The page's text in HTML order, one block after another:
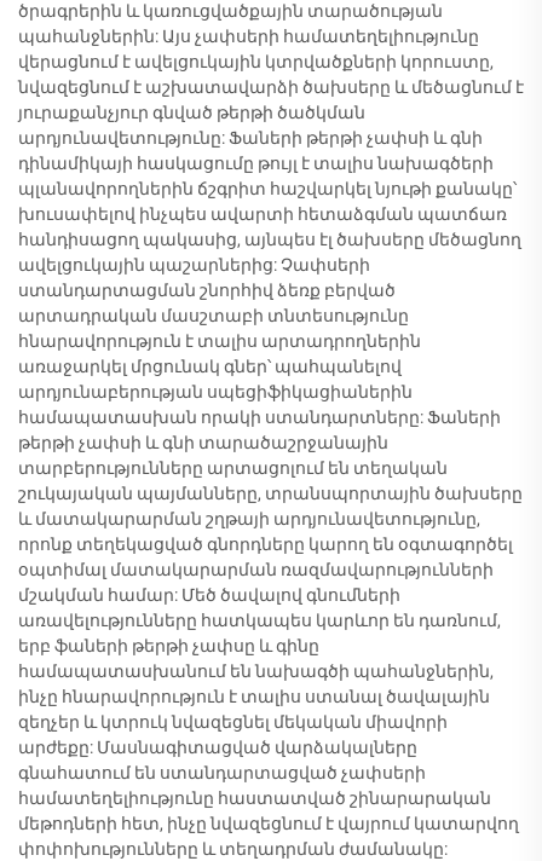
ծրագրերին և կառուցվածքային տարածության
պահանջներին: Այս չափսերի համատեղելիությունը
վերացնում է ավելցուկային կտրվածքների կորուստը,
նվազեցնում է աշխատավարձի ծախսերը և մեծացնում է
յուրաքանչյուր գնված թերթի ծածկման
արդյունավետությունը: Ֆաների թերթի չափսի և գնի
դինամիկայի հասկացումը թույլ է տալիս նախագծերի
պլանավորողներին ճշգրիտ հաշվարկել նյութի քանակը՝
խուսափելով ինչպես ավարտի հետաձգման պատճառ
հանդիսացող պակասից, այնպես էլ ծախսերը մեծացնող
ավելցուկային պաշարներից: Չափսերի
ստանդարտացման շնորհիվ ձեռք բերված
արտադրական մասշտաբի տնտեսությունը
հնարավորություն է տալիս արտադրողներին
առաջարկել մրցունակ գներ՝ պահպանելով
արդյունաբերության սպեցիֆիկացիաներին
համապատասխան որակի ստանդարտները: Ֆաների
թերթի չափսի և գնի տարածաշրջանային
տարբերությունները արտացոլում են տեղական
շուկայական պայմանները, տրանսպորտային ծախսերը
և մատակարարման շղթայի արդյունավետությունը,
որոնք տեղեկացված գնորդները կարող են օգտագործել
օպտիմալ մատակարարման ռազմավարությունների
մշակման համար: Մեծ ծավալով գնումների
առավելությունները հատկապես կարևոր են դառնում,
երբ ֆաների թերթի չափսը և գինը
համապատասխանում են նախագծի պահանջներին,
ինչը հնարավորություն է տալիս ստանալ ծավալային
զեղչեր և կտրուկ նվազեցնել մեկական միավորի
արժեքը: Մասնագիտացված վարձակալները
գնահատում են ստանդարտացված չափսերի
համատեղելիությունը հաստատված շինարարական
մեթոդների հետ, ինչը նվազեցնում է վայրում կատարվող
փոփոխությունները և տեղադրման ժամանակը: